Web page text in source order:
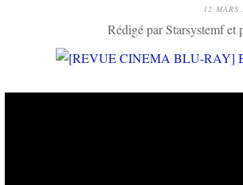
12 MARS
Rédigé par Starsystemf